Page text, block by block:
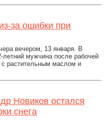
за ошибки при
вечером, 13 января. В
летний мужчина после рабочей
растительным маслом и
Новиков остался
снега